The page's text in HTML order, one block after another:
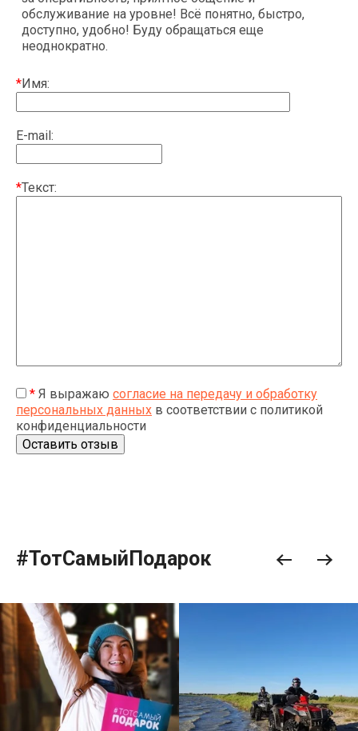
обслуживание на уровне! Всё понятно, быстро,
доступно, удобно! Буду обращаться еще
неоднократно.
*Имя:
E-mail:
*Текст:
* Я выражаю согласие на передачу и обработку
персональных данных в соответствии с политикой
конфиденциальности
#ТотСамыйПодарок